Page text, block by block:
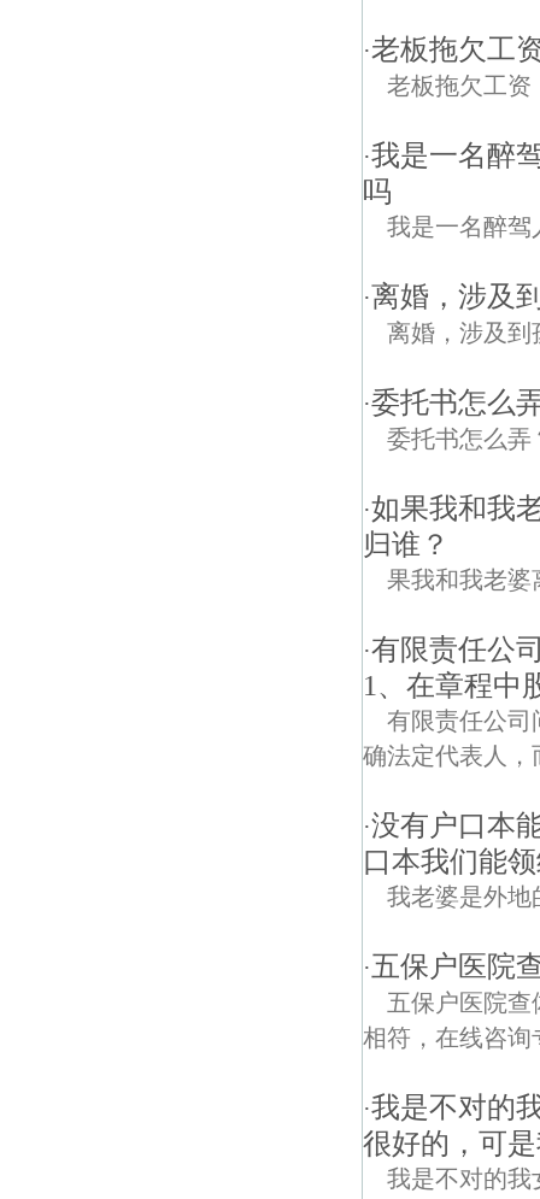
·老板拖欠工
老板拖欠工资
·我是一名醉
吗
我是一名醉驾
·离婚，涉及
离婚，涉及到
·委托书怎么
委托书怎么弄
·如果我和我
归谁？
果我和我老婆
·有限责任公
1、在章程中
有限责任公司
确法定代表人，
·没有户口本
口本我们能
我老婆是外地
·五保户医院
五保户医院
相符，在线咨询
·我是不对的
很好的，可
我是不对的我